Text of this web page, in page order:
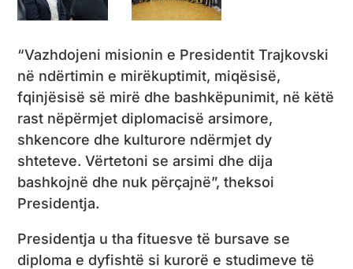
“Vazhdojeni misionin e Presidentit Trajkovski
në ndërtimin e mirëkuptimit, miqësisë,
fqinjësisë së mirë dhe bashkëpunimit, në këtë
rast nëpërmjet diplomacisë arsimore,
shkencore dhe kulturore ndërmjet dy
shteteve. Vërtetoni se arsimi dhe dija
bashkojnë dhe nuk përçajnë”, theksoi
Presidentja.
Presidentja u tha fituesve të bursave se
diploma e dyfishtë si kurorë e studimeve të